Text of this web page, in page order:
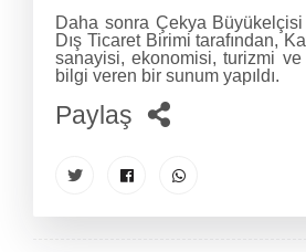
Daha sonra Çekya Büyükelçisi
Dış Ticaret Birimi tarafından,
sanayisi, ekonomisi, turizmi ve
bilgi veren bir sunum yapıldı.
Paylaş